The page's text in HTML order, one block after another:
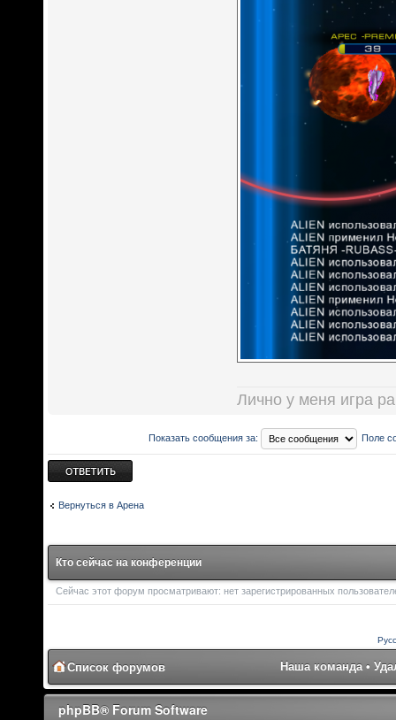
Лично у меня игра
Показать сообщения за: Поле
Ответить
Вернуться в Арена
Кто сейчас на конференции
Сейчас этот форум просматривают: нет зарегистрированных
Список форумов Наша команда •
phpBB® Forum Software